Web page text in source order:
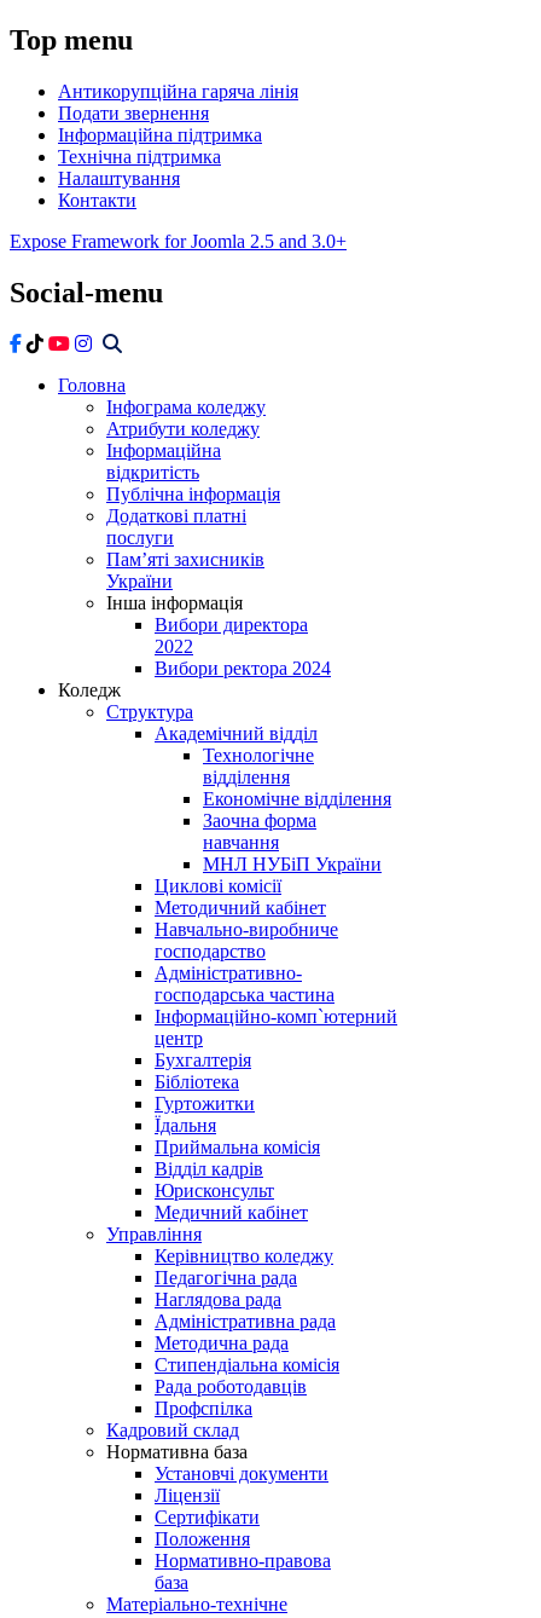
Top menu
Антикорупційна гаряча лінія
Подати звернення
Інформаційна підтримка
Технічна підтримка
Налаштування
Контакти
Expose Framework for Joomla 2.5 and 3.0+
Social-menu
Головна
Інфограма коледжу
Атрибути коледжу
Інформаційна
відкритість
Публічна інформація
Додаткові платні
послуги
Пам’яті захисників
України
Інша інформація
Вибори директора
2022
Вибори ректора 2024
Коледж
Структура
Академічний відділ
Технологічне
відділення
Економічне відділення
Заочна форма
навчання
МНЛ НУБіП України
Циклові комісії
Методичний кабінет
Навчально-виробниче
господарство
Адміністративно-
господарська частина
Інформаційно-комп`ютерний
центр
Бухгалтерія
Бібліотека
Гуртожитки
Їдальня
Приймальна комісія
Відділ кадрів
Юрисконсульт
Медичний кабінет
Управління
Керівництво коледжу
Педагогічна рада
Наглядова рада
Адміністративна рада
Методична рада
Стипендіальна комісія
Рада роботодавців
Профспілка
Кадровий склад
Нормативна база
Установчі документи
Ліцензії
Сертифікати
Положення
Нормативно-правова
база
Матеріально-технічне